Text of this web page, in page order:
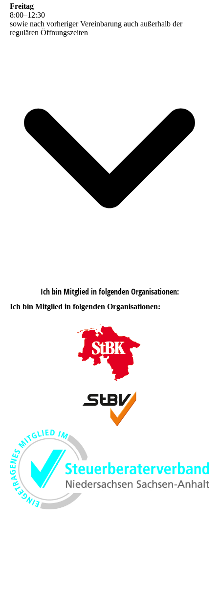
Freitag
8:00–12:30
sowie nach vorheriger Vereinbarung auch außerhalb der
regulären Öffnungszeiten
Ich bin Mitglied in folgenden Organisationen:
Ich bin Mitglied in folgenden Organisationen: